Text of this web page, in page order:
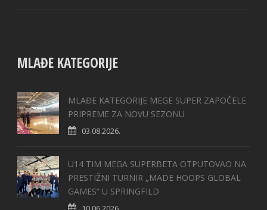
MLAĐE KATEGORIJE
MLAĐE KATEGORIJE MEGE SUPER ZAPOČELE
PRIPREME ZA NOVU SEZONU
03.08.2026.
U14 TIM MEGA SUPERBETA OTPUTOVAO NA
PRESTIŽNI TURNIR „MADE HOOPS GLOBAL
GAMES“ U SPRINGFILD